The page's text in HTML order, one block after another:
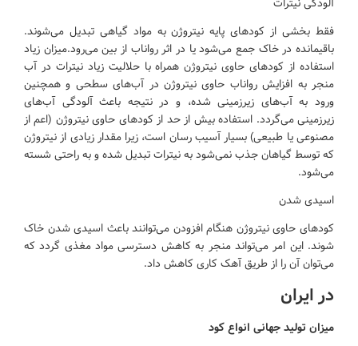
فقط بخشی از کودهای پایه نیتروژن به مواد گیاهی تبدیل می‌شوند.
باقیمانده در خاک جمع می‌شود یا در اثر رواناب از بین می‌رود.میزان زیاد
استفاده از کودهای حاوی نیتروژن همراه با حلالیت زیاد نیترات در آب
منجر به افزایش رواناب حاوی نیتروژن در آب‌های سطحی و همچنین
ورود به آب‌های زیرزمینی شده، و در نتیجه باعث آلودگی آب‌های
زیرزمینی می‌گردد. استفاده بیش از حد از کودهای حاوی نیتروژن (اعم از
مصنوعی یا طبیعی) بسیار آسیب رسان است، زیرا مقدار زیادی از نیتروژن
که توسط گیاهان جذب نمی‌شود به نیترات تبدیل شده و به راحتی شسته
می‌شود.
اسیدی شدن
کودهای حاوی نیتروژن هنگام افزودن می‌توانند باعث اسیدی شدن خاک
شوند. این امر می‌تواند منجر به کاهش دسترسی مواد مغذی گردد که
می‌توان آن را از طریق آهک کاری کاهش داد.
در ایران
میزان تولید جهانی انواع کود